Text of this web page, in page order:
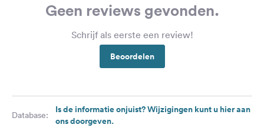
Geen reviews gevonden.
Schrijf als eerste een review!
Beoordelen
Database:
Is de informatie onjuist? Wijzigingen kunt u hier aan
ons doorgeven.